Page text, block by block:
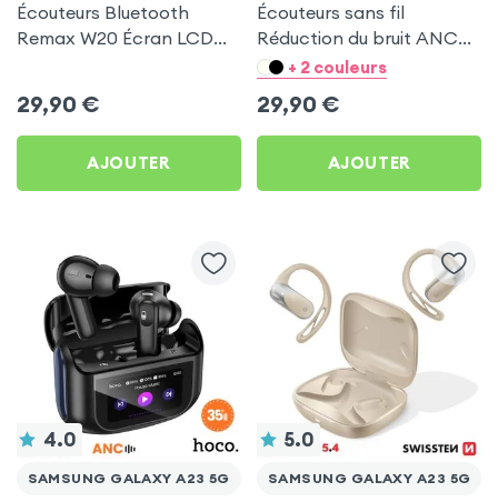
Écouteurs Bluetooth
Remax W20 Écran LCD
29,90 €
AJOUTER
Écouteurs sans fil
Réduction du bruit ANC
ENC - Hoco Bleu pour
+ 2 couleurs
29,90 €
AJOUTER
4.0
SAMSUNG GALAXY A23 5G
5.0
SAMSUNG GALAXY A23 5G